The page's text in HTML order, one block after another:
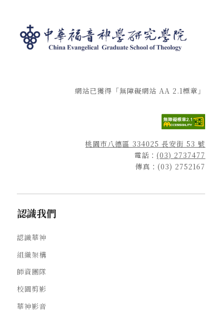
網站已獲得「無障礙網站 AA 2.1標章」
桃園市八德區 334025 長安街 53 號
電話：(03) 2737477
傳真：(03) 2752167
認識我們
認識華神
組織架構
師資團隊
校園剪影
華神影音